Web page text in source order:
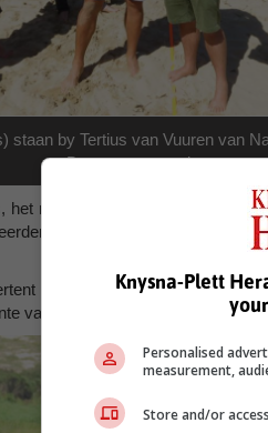
staan by Tertius van Vuuren van
Boep aangewys is.
net lof gehad vir Stilbaai en
van die touchies, bedank vir
het gesorg vir 'n vreedsame,
van die Desembervakansie in
Knysna-Plett
Personalised
measurement,
Store and/or